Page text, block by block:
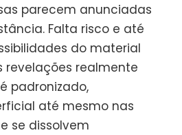
parecem anunciadas
Falta risco e até
do material
revelações realmente
padronizado,
até mesmo nas
se dissolvem